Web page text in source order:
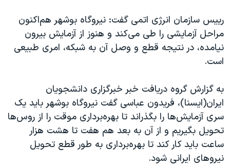
فرهنگ و زندگی
حقوق شهروندی
علم و فناوری
اسرائیل در جنگ
گالری عکس
آرشیو پخش زنده
مستندها
انتخابات ریاست جمهوری آمریکا ۲۰۲۴
رمز مهسا
ورزش زنان در ایران
اعتراضات زن، زندگی، آزادی
مجموعه مستندهای دادخواهی
تریبونال مردمی آبان ۹۸
دنبال کنید
زبانهای مختلف
رییس سازمان انرژی اتمی گفت: نیروگاه بوشهر هم‌اکنون
مراحل آزمایشی را طی می‌کند و هنوز از آزمایش بیرون
نیامده، در نتیجه قطع و وصل آن به شبکه، امری طبیعی
است.
به گزارش گروه دریافت خبر خبرگزاری دانشجویان
ایران(ایسنا)، فریدون عباسی گفت نیروگاه بوشهر باید یک
سری آزمایش‌ها را بگذراند تا بهره‌برداری موقت را از روس‌ها
تحویل بگیریم و از آن به بعد هم هفت تا هشت هزار
ساعت باید کار کند تا بهره‌برداری به طور قطع تحویل
نیروهای ایرانی شود.